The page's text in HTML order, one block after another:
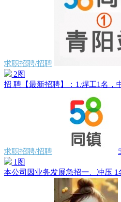
求职招聘/招聘
2图
招 聘【最新招聘】：1.焊工1名，
求职招聘/招聘
1图
本公司因业务发展急招一、冲压